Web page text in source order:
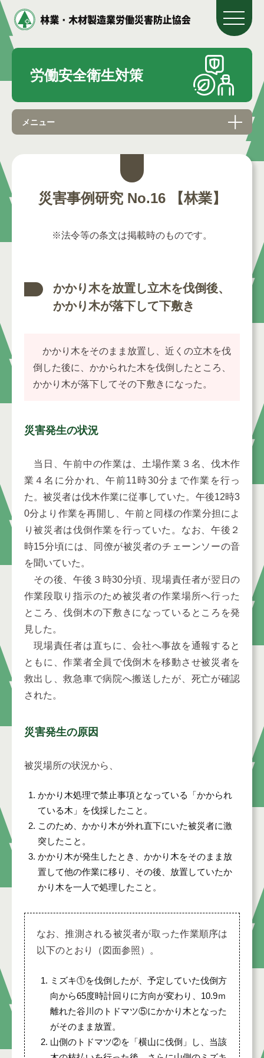
労働安全衛生対策
メニュー
災害事例研究 No.16 【林業】
※法令等の条文は掲載時のものです。
かかり木を放置し立木を伐倒後、
かかり木が落下して下敷き
かかり木をそのまま放置し、近くの立木を伐
倒した後に、かかられた木を伐倒したところ、
かかり木が落下してその下敷きになった。
災害発生の状況
当日、午前中の作業は、土場作業３名、伐木作
業４名に分かれ、午前11時30分まで作業を行っ
た。被災者は伐木作業に従事していた。午後12時3
0分より作業を再開し、午前と同様の作業分担によ
り被災者は伐倒作業を行っていた。なお、午後２
時15分頃には、同僚が被災者のチェーンソーの音
を聞いていた。
その後、午後３時30分頃、現場責任者が翌日の
作業段取り指示のため被災者の作業場所へ行った
ところ、伐倒木の下敷きになっているところを発
見した。
現場責任者は直ちに、会社へ事故を通報すると
ともに、作業者全員で伐倒木を移動させ被災者を
救出し、救急車で病院へ搬送したが、死亡が確認
された。
災害発生の原因
被災場所の状況から、
かかり木処理で禁止事項となっている「かかられ
ている木」を伐採したこと。
このため、かかり木が外れ直下にいた被災者に激
突したこと。
かかり木が発生したとき、かかり木をそのまま放
置して他の作業に移り、その後、放置していたか
かり木を一人で処理したこと。
なお、推測される被災者が取った作業順序は
以下のとおり（図面参照）。
ミズキ①を伐倒したが、予定していた伐倒方
向から65度時計回りに方向が変わり、10.9ｍ
離れた谷川のトドマツ⑤にかかり木となった
がそのまま放置。
山側のトドマツ②を「横山に伐倒」し、当該